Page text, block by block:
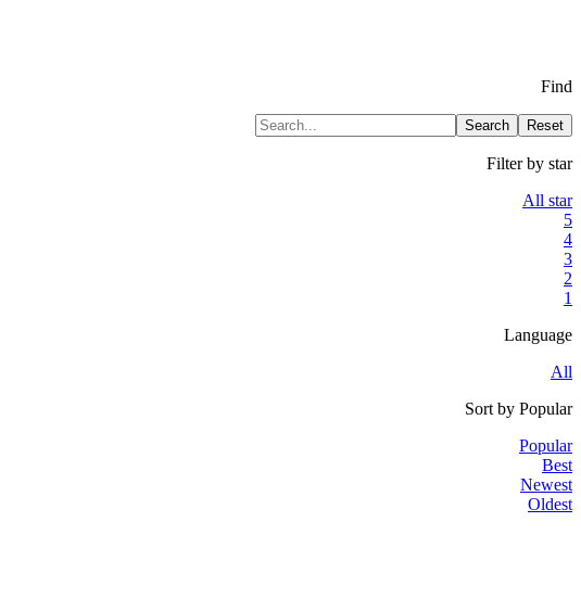
Find
Search Reset
Filter by star
All star
5
4
3
2
1
Language
All
Sort by Popular
Popular
Best
Newest
Oldest